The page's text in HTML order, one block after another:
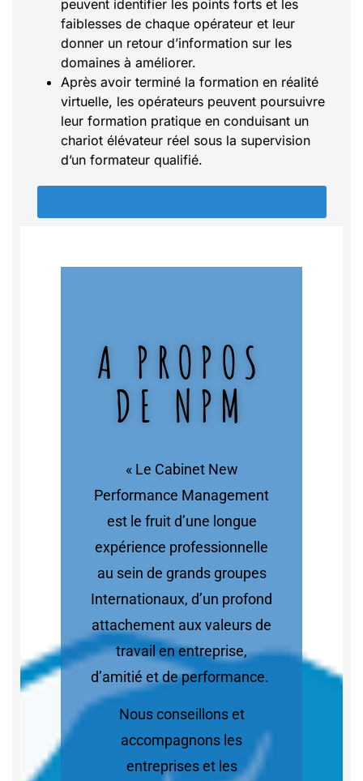
peuvent identifier les points forts et les
faiblesses de chaque opérateur et leur
donner un retour d’information sur les
domaines à améliorer.
Après avoir terminé la formation en réalité
virtuelle, les opérateurs peuvent poursuivre
leur formation pratique en conduisant un
chariot élévateur réel sous la supervision
d’un formateur qualifié.
A PROPOS
DE NPM
« Le Cabinet New
Performance Management
est le fruit d’une longue
expérience professionnelle
au sein de grands groupes
Internationaux, d’un profond
attachement aux valeurs de
travail en entreprise,
d’amitié et de performance.
Nous conseillons et
accompagnons les
entreprises et les